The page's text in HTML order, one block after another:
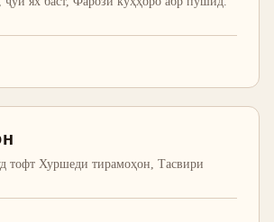
тофт Хуршеди тирамоҳон, Тасвири